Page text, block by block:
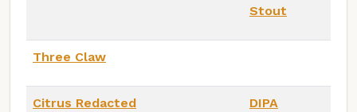
Stout
Three Claw
Citrus Redacted DIPA